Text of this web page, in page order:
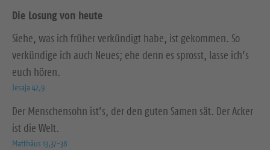
Die Losung von heute
Siehe, was ich früher verkündigt habe, ist gekommen. So
verkündige ich auch Neues; ehe denn es sprosst, lasse ich’s
euch hören.
Jesaja 42,9
Der Menschensohn ist’s, der den guten Samen sät. Der Acker
ist die Welt.
Matthäus 13,37-38